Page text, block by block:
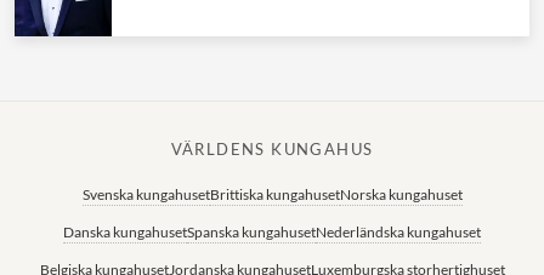
VÄRLDENS KUNGAHUS
Svenska kungahusetBrittiska kungahusetNorska kungahuset
Danska kungahusetSpanska kungahusetNederländska kungahuset
Belgiska kungahusetJordanska kungahusetLuxemburgska storhertighuset